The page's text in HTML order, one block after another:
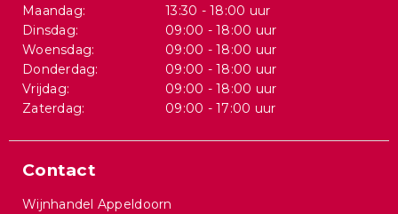
Maandag:
13:30 - 18:00 uur
Dinsdag:
09:00 - 18:00 uur
Woensdag:
09:00 - 18:00 uur
Donderdag:
09:00 - 18:00 uur
Vrijdag:
09:00 - 18:00 uur
Zaterdag:
09:00 - 17:00 uur
Contact
Wijnhandel Appeldoorn